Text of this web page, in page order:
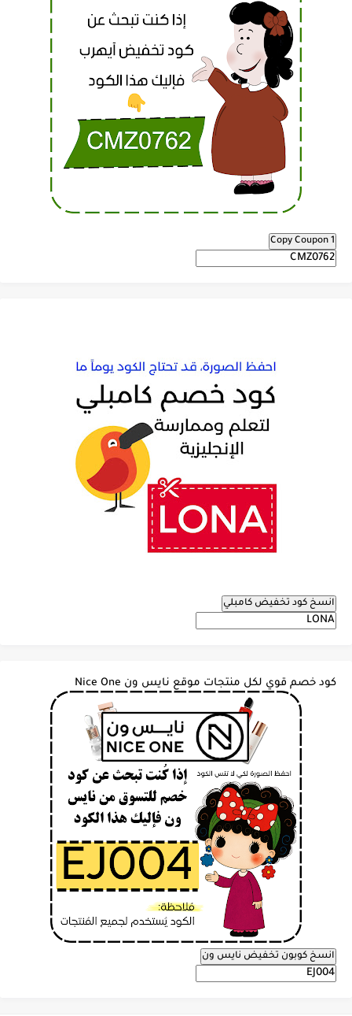
Copy Coupon 1
انسخ كود تخفيض كامبلي
كود خصم قوي لكل منتجات موقع نايس ون Nice One
انسخ كوبون تخفيض نايس ون